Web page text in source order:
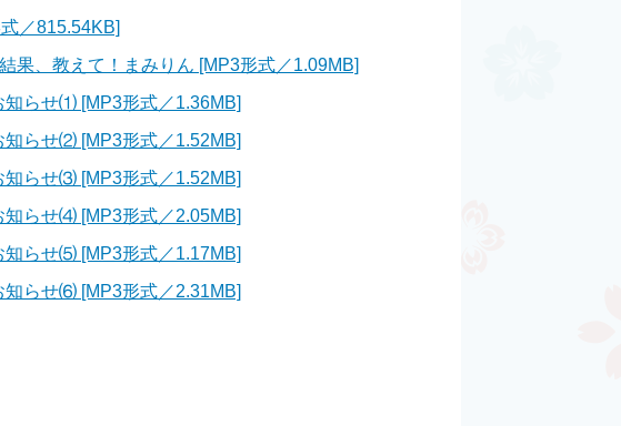
／815.54KB]
果、教えて！まみりん [MP3形式／1.09MB]
知らせ⑴ [MP3形式／1.36MB]
知らせ⑵ [MP3形式／1.52MB]
知らせ⑶ [MP3形式／1.52MB]
知らせ⑷ [MP3形式／2.05MB]
知らせ⑸ [MP3形式／1.17MB]
知らせ⑹ [MP3形式／2.31MB]